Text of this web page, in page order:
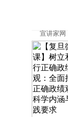
宣讲家网
2026-03-31